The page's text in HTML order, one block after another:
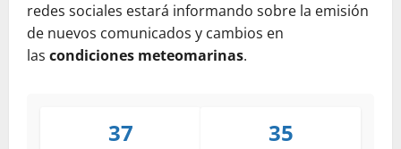
redes sociales estará informando sobre la emisión
de nuevos comunicados y cambios en
las condiciones meteomarinas.
37 35